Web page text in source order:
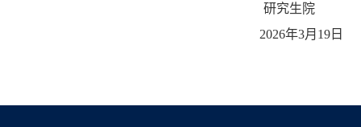
研究生院
2026年3月 19 日